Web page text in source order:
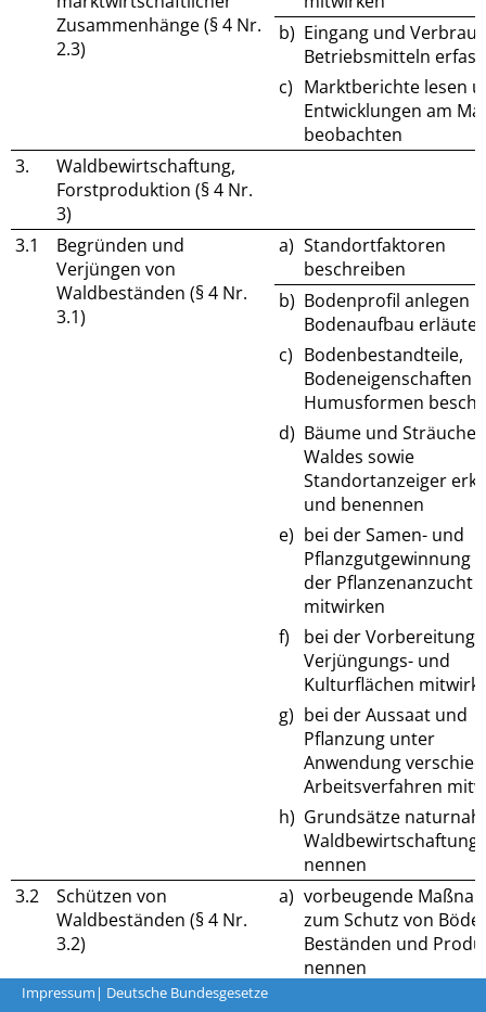
Impressum | Deutsche Bundesgesetze
Zusammenhänge (§ 4 Nr.
2.3)
b) Eingang und
Betriebsmitteln
c) Marktberichte lesen
Entwicklungen am
beobachten
3.
Waldbewirtschaftung,
Forstproduktion (§ 4 Nr.
3)
3.1
Begründen und
Verjüngen von
Waldbeständen (§ 4 Nr.
3.1)
a) Standortfaktoren
beschreiben
b) Bodenprofil anlegen
Bodenaufbau
c) Bodenbestandteile,
Bodeneigenschaften
Humusformen
d) Bäume und
Waldes sowie
Standortanzeiger
und benennen
e) bei der Samen- und
Pflanzgutgewinnung
der Pflanzenanzucht
mitwirken
f)
bei der Vorbereitung
Verjüngungs- und
Kulturflächen
g) bei der Aussaat und
Pflanzung unter
Anwendung
Arbeitsverfahren
h) Grundsätze
Waldbewirtschaftung
nennen
3.2
Schützen von
Waldbeständen (§ 4 Nr.
3.2)
a) vorbeugende
zum Schutz von
Beständen und
nennen